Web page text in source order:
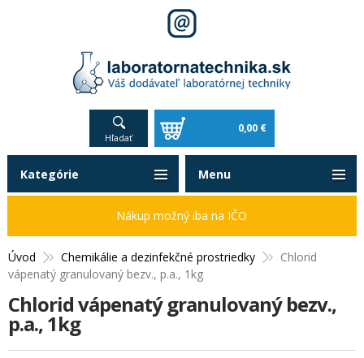
Hľadať
0,00 €
Úvod Chemikálie a dezinfekčné prostriedky
Chlorid
vápenatý granulovaný bezv., p.a., 1kg
Chlorid vápenatý granulovaný bezv.,
p.a., 1kg
Kategórie
Nákup možný iba na IČO
Menu